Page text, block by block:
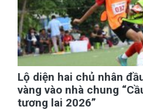
Lộ diện hai chủ nhân
vàng vào nhà chung
tương lai 2026”